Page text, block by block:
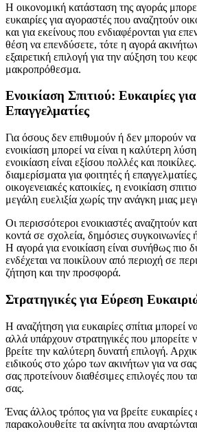
Η οικονομική κατάσταση της αγοράς
ευκαιρίες για αγοραστές που αναζητούν
και για εκείνους που ενδιαφέρονται για
θέση να επενδύσετε, τότε η αγορά
εξαιρετική επιλογή για την αύξηση του
μακροπρόθεσμα.
Ενοικίαση Σπιτιού: Ευκαιρίες
Επαγγελματίες
Για όσους δεν επιθυμούν ή δεν μπορούν
ενοικίαση μπορεί να είναι η καλύτερη
ενοικίαση είναι εξίσου πολλές και
διαμερίσματα για φοιτητές ή
οικογενειακές κατοικίες, η ενοικίαση
μεγάλη ευελιξία χωρίς την ανάγκη μιας
Οι περισσότεροι ενοικιαστές αναζητούν
κοντά σε σχολεία, δημόσιες συγκοινωνίες
Η αγορά για ενοικίαση είναι συνήθως πιο
ενδέχεται να ποικίλουν από περιοχή σε
ζήτηση και την προσφορά.
Στρατηγικές για Εύρεση
Η αναζήτηση για ευκαιρίες σπίτια μπορεί
αλλά υπάρχουν στρατηγικές που μπορείτε
βρείτε την καλύτερη δυνατή επιλογή.
ειδικούς στο χώρο των ακινήτων για να
σας προτείνουν διαθέσιμες επιλογές που
σας.
Ένας άλλος τρόπος για να βρείτε ευκαιρίες
παρακολουθείτε τα ακίνητα που